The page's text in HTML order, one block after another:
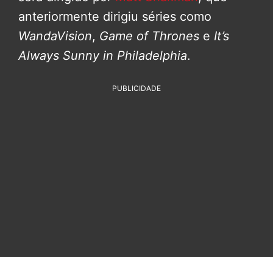
anteriormente dirigiu séries como
WandaVision, Game of Thrones e It’s
Always Sunny in Philadelphia.
PUBLICIDADE